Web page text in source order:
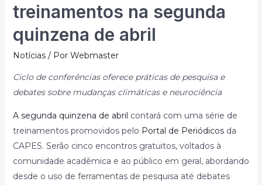
treinamentos na segunda
quinzena de abril
Notícias/ Por Webmaster
Ciclo de conferências oferece práticas de pesquisa e
debates sobre mudanças climáticas e neurociência
A segunda quinzena de abril contará com uma série de
treinamentos promovidos pelo Portal de Periódicos da
CAPES. Serão cinco encontros gratuitos, voltados à
comunidade acadêmica e ao público em geral, abordando
desde o uso de ferramentas de pesquisa até debates